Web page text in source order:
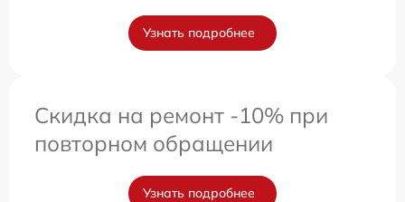
Узнать подробнее
Скидка на ремонт -10% при
повторном обращении
Узнать подробнее